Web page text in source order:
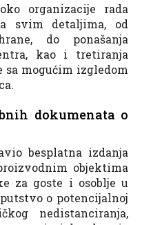
organizacije rada
svim detaljima, od
do ponašanja
kao i tretiranja
mogućim izgledom
dokumenata o
besplatna izdanja
objektima
za goste i osoblje u
o potencijalnoj
nedistanciranja,